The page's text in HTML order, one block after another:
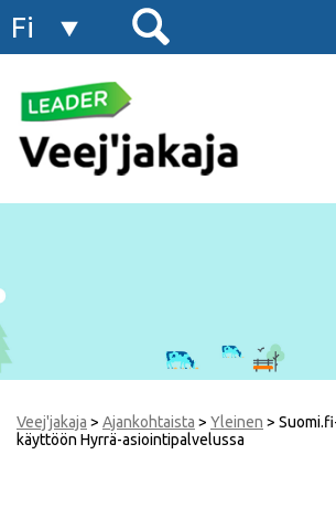
Fi
Veej'jakaja > Ajankohtaista > Yleinen >
käyttöön Hyrrä-asiointipalvelussa